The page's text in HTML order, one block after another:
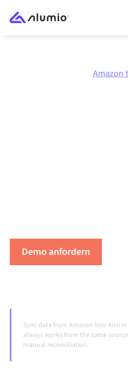
Amazon
Demo anfordern
Sync data from Amazon into Ansi
always works from the same
manual reconciliation.